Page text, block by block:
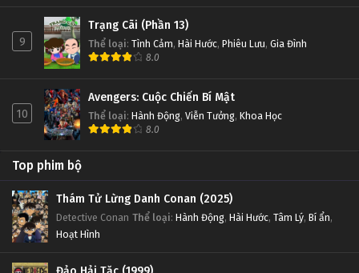
9
Trạng Cãi (Phần 13)
Thể loại: Tình Cảm, Hài Hước, Phiêu Lưu, Gia Đình
8.0
10
Avengers: Cuộc Chiến Bí Mật
Thể loại: Hành Động, Viễn Tưởng, Khoa Học
8.0
Top phim bộ
Thám Tử Lừng Danh Conan (2025)
Detective Conan Thể loại: Hành Động, Hài Hước, Tâm Lý, Bí ẩn,
Hoạt Hình